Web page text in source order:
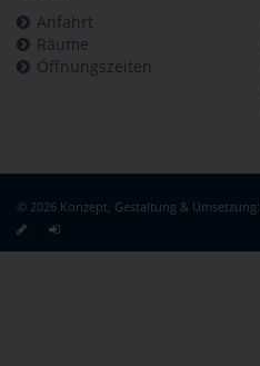
Anfahrt
Räume
Öffnungszeiten
© 2026 Konzept, Gestaltung & Umsetzung: